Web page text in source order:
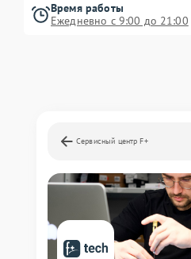
Время работы
Ежедневно с 9:00 до 21:00
Сервисный центр F+